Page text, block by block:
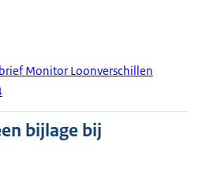
Monitor Loonverschillen
bijlage bij